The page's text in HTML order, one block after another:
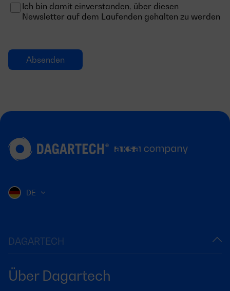
Ich bin damit einverstanden, über diesen
Newsletter auf dem Laufenden gehalten zu werden
DAGARTECH
Über Dagartech
DE